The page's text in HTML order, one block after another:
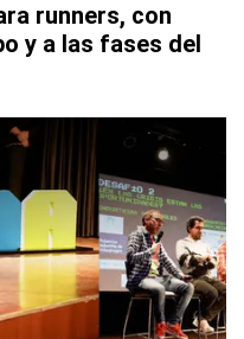
runners, con
y a las fases del